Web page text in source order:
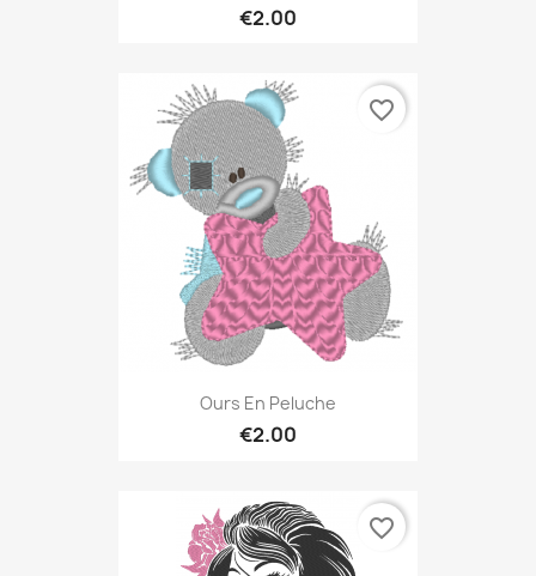
€2.00
Ours En Peluche
€2.00
favorite_border
favorite_border